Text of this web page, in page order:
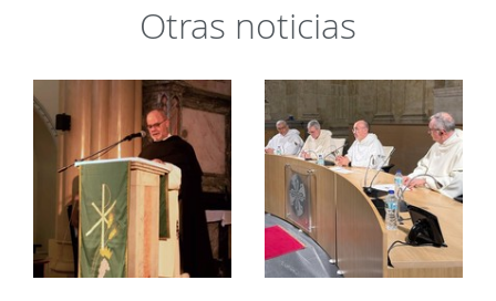
Otras noticias